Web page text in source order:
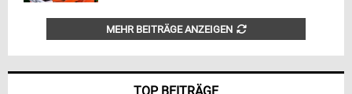
MEHR BEITRÄGE ANZEIGEN